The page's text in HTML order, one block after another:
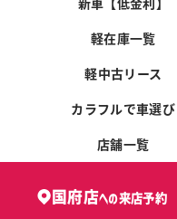
国府店への来店予約
軽在庫一覧
軽中古リース
カラフルで車選び
店舗一覧